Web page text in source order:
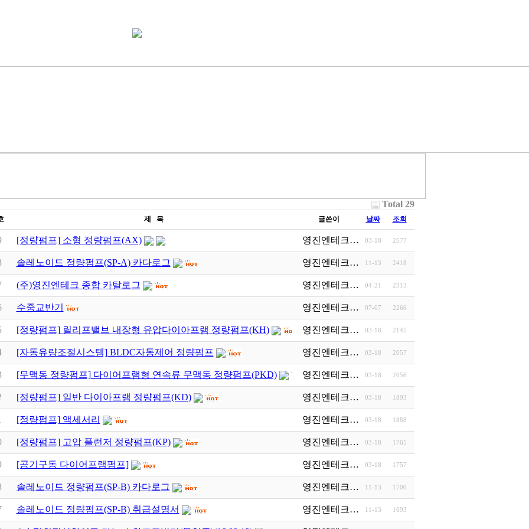
Total 29
제 목 글쓴이 날짜 조회
[정량펌프] 소형 정량펌프(AX) 영진엔테크… 03-18 2577
솔레노이드 정량펌프(SP-A) 카다로그 영진엔테크… 11-13 2418
(주)영진엔테크 종합 카탈로그 영진엔테크… 04-21 2313
수중교반기 영진엔테크… 07-07 2266
[정량펌프] 릴리프밸브 내장형 유압다이아프램 정량펌프(KH) 영진엔테크… 03-18 2145
[자동유량조절시스템] BLDC자동제어 정량펌프 영진엔테크… 03-18 2057
[무맥동 정량펌프] 다이어프램형 연속류 무맥동 정량펌프(PKD) 영진엔테크… 03-18 2056
[정량펌프] 일반 다이아프램 정량펌프(KD) 영진엔테크… 03-18 1893
[정량펌프] 액세서리 영진엔테크… 03-18 1888
[정량펌프] 고압 플런저 정량펌프(KP) 영진엔테크… 03-18 1765
[공기구동 다이어프램펌프] 영진엔테크… 03-18 1757
솔레노이드 정량펌프(SP-B) 카다로그 영진엔테크… 11-13 1700
솔레노이드 정량펌프(SP-B) 취급설명서 영진엔테크… 11-13 1693